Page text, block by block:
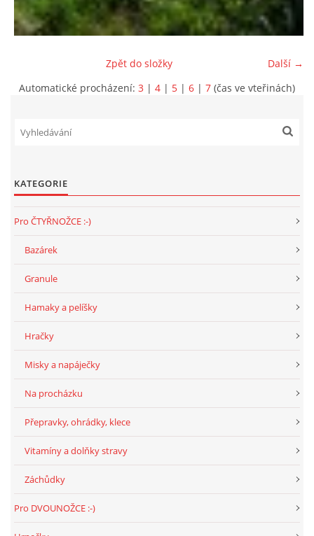
O NÁS :-)
VÝROČNÍ ZPRÁVY
KONTAKT
NAPSALI O NÁS
NATÁČENÍ V TELEVIZI
SLUŽBY
Další →
Zpět do složky
Automatické procházení: 3 | 4 | 5 | 6 | 7 (čas ve vteřinách)
KATEGORIE
Pro ČTYŘNOŽCE :-)
Bazárek
Granule
Hamaky a pelíšky
Hračky
Misky a napáječky
Na procházku
Přepravky, ohrádky, klece
Vitamíny a dolňky stravy
Záchůdky
Pro DVOUNOŽCE :-)